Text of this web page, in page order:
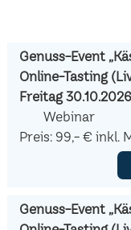
Genuss-Event
Online-Tasting
Freitag 30.10.2026
Webinar
Preis: 99,- € inkl.
Genuss-Event